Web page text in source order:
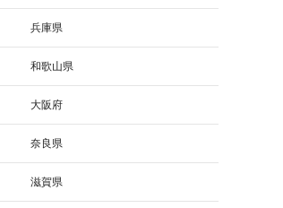
兵庫県
和歌山県
大阪府
奈良県
滋賀県